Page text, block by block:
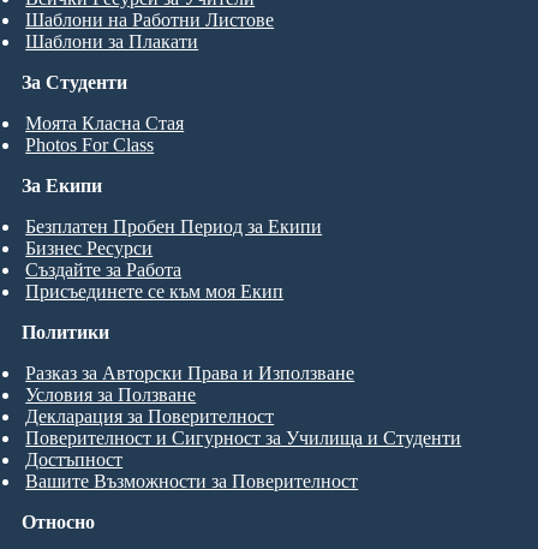
За Студенти
Моята Класна Стая
Photos For Class
Шаблони на Работни Листове
Шаблони за Плакати
За Екипи
Безплатен Пробен Период за Екипи
Бизнес Ресурси
Създайте за Работа
Присъединете се към моя Екип
Относно
Политики
Разказ за Авторски Права и Използване
Условия за Ползване
Декларация за Поверителност
Поверителност и Сигурност за Училища и Студенти
Достъпност
Вашите Възможности за Поверителност